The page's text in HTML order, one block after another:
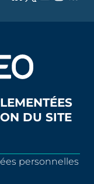
DU SITE
personnelles